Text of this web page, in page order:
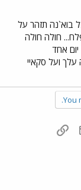
בוא`נה תזהר על
חולה חולה
יום אחד
ועל סקאיי
You
דואר אלקטרוני